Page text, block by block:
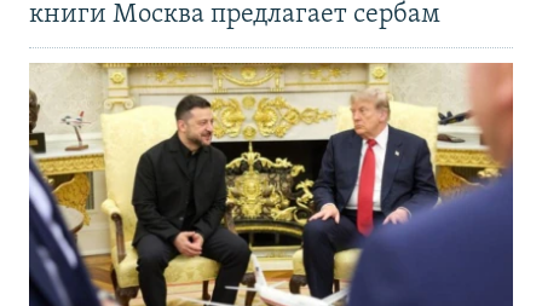
книги Москва предлагает сербам